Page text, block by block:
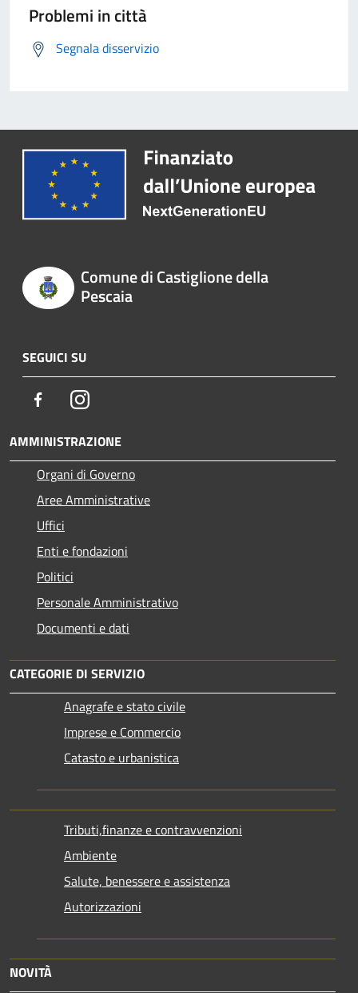
Problemi in città
Segnala disservizio
Comune di Castiglione della
Pescaia
SEGUICI SU
FacebookInstagram
AMMINISTRAZIONE
Organi di Governo
Aree Amministrative
Uffici
Enti e fondazioni
Politici
Personale Amministrativo
Documenti e dati
CATEGORIE DI SERVIZIO
Anagrafe e stato civile
Imprese e Commercio
Catasto e urbanistica
Tributi,finanze e contravvenzioni
Ambiente
Salute, benessere e assistenza
Autorizzazioni
NOVITÀ